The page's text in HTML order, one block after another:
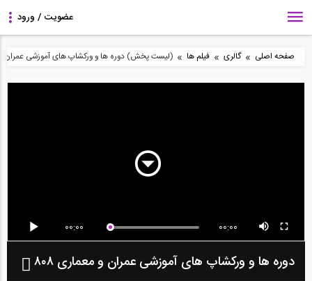
صفحه اصلی » گالری » فیلم ها » (لیست پخش) دوره ها و ورکشاپ های آموزشی عمران و
00:00 00:00
دوره ها و ورکشاپ های آموزشی عمران و معماری ۸۰۸